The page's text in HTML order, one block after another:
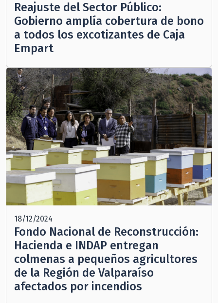
Reajuste del Sector Público:
Gobierno amplía cobertura de bono
a todos los excotizantes de Caja
Empart
18/12/2024
Fondo Nacional de Reconstrucción:
Hacienda e INDAP entregan
colmenas a pequeños agricultores
de la Región de Valparaíso
afectados por incendios